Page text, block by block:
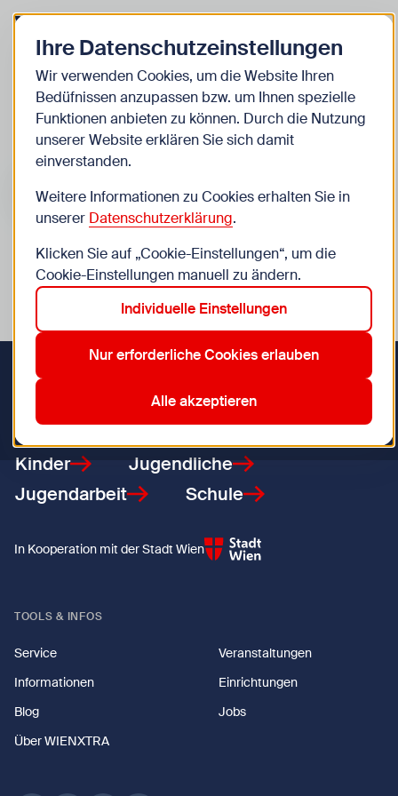
Zurück zur Startseite
Kinder
Veranstaltungen
Suche im Bereich “Kinder”
Suchen
Veranstaltungen in Wien im Bereich “Kinder”
Aktive Filter: 13. Hietzing 19. Döbling
Zurücksetzen
Kinder
Jugendliche
Jugendarbeit
Schule
In Kooperation mit der Stadt Wien
TOOLS & INFOS
Service
Veranstaltungen
Informationen
Einrichtungen
Blog
Jobs
Über WIENXTRA
Ihre Datenschutzeinstellungen
Wir verwenden Cookies, um die Website Ihren
Bedüfnissen anzupassen bzw. um Ihnen spezielle
Funktionen anbieten zu können. Durch die Nutzung
unserer Website erklären Sie sich damit
einverstanden.
Weitere Informationen zu Cookies erhalten Sie in
unserer Datenschutzerklärung.
Klicken Sie auf „Cookie-Einstellungen“, um die
Cookie-Einstellungen manuell zu ändern.
Individuelle Einstellungen
Nur erforderliche Cookies erlauben
Alle akzeptieren